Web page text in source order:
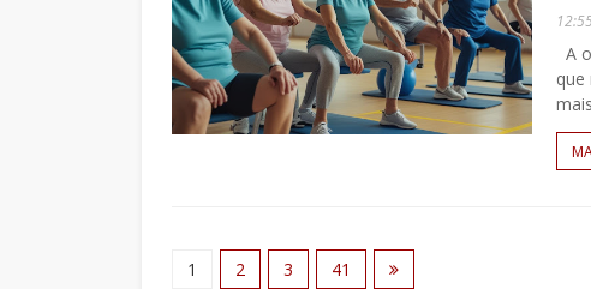
A
que
1 2 3 41